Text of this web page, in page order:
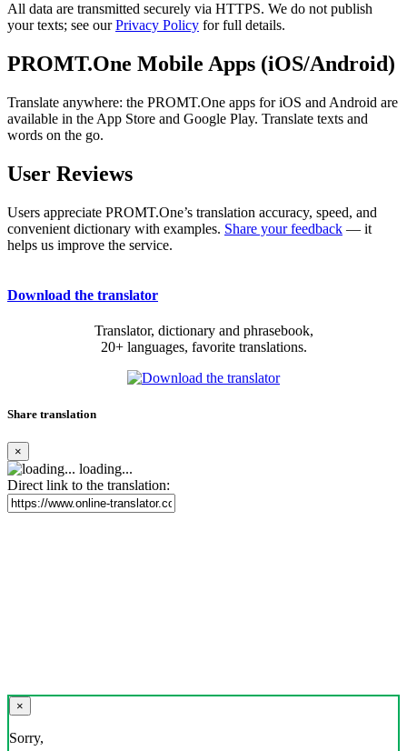
All data are transmitted securely via HTTPS. We do not publish
your texts; see ourPrivacy Policy for full details.
PROMT.One Mobile Apps (iOS/Android)
Translate anywhere: the PROMT.One apps for iOS and Android are
available in the App Store and Google Play. Translate texts and
words on the go.
User Reviews
Users appreciate PROMT.One’s translation accuracy, speed, and
convenient dictionary with examples. Share your feedback — it
helps us improve the service.
Download the translator
Translator, dictionary and phrasebook,
20+ languages, favorite translations.
Share translation
×
loading...
Direct link to the translation:
×
Sorry,